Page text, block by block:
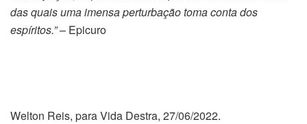
das quais uma imensa perturbação toma conta dos
espíritos.”– Epicuro
Welton Reis, para Vida Destra, 27/06/2022.